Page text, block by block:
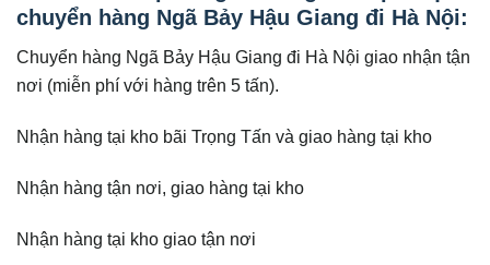
chuyển hàng Ngã Bảy Hậu Giang đi Hà Nội:
Chuyển hàng Ngã Bảy Hậu Giang đi Hà Nội giao nhận tận
nơi (miễn phí với hàng trên 5 tấn).
Nhận hàng tại kho bãi Trọng Tấn và giao hàng tại kho
Nhận hàng tận nơi, giao hàng tại kho
Nhận hàng tại kho giao tận nơi